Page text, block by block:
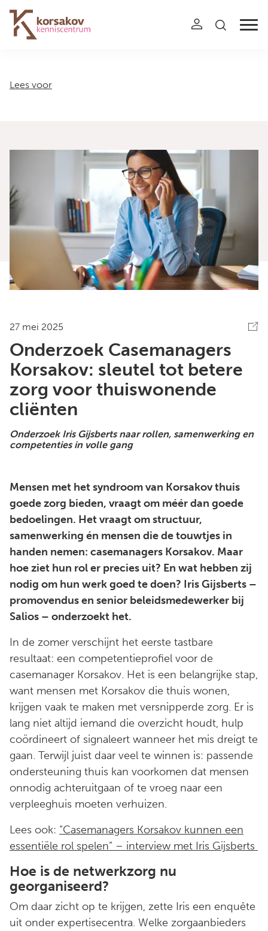
Navigation
Lees voor
27 mei 2025
Onderzoek Casemanagers
Korsakov: sleutel tot betere
zorg voor thuiswonende
cliënten
Onderzoek Iris Gijsberts naar rollen, samenwerking en
competenties in volle gang
Mensen met het syndroom van Korsakov thuis
goede zorg bieden, vraagt om méér dan goede
bedoelingen. Het vraagt om structuur,
samenwerking én mensen die de touwtjes in
handen nemen: casemanagers Korsakov. Maar
hoe ziet hun rol er precies uit? En wat hebben zij
nodig om hun werk goed te doen? Iris Gijsberts –
promovendus en senior beleidsmedewerker bij
Salios – onderzoekt het.
In de zomer verschijnt het eerste tastbare
resultaat: een competentieprofiel voor de
casemanager Korsakov. Het is een belangrijke stap,
want mensen met Korsakov die thuis wonen,
krijgen vaak te maken met versnipperde zorg. Er is
lang niet altijd iemand die overzicht houdt, hulp
coördineert of signaleert wanneer het mis dreigt te
gaan. Terwijl juist daar veel te winnen is: passende
ondersteuning thuis kan voorkomen dat mensen
onnodig achteruitgaan of te vroeg naar een
verpleeghuis moeten verhuizen.
Lees ook: “Casemanagers Korsakov kunnen een
essentiële rol spelen” – interview met Iris Gijsberts
Hoe is de netwerkzorg nu
georganiseerd?
Om daar zicht op te krijgen, zette Iris een enquête
uit onder expertisecentra. Welke zorgaanbieders